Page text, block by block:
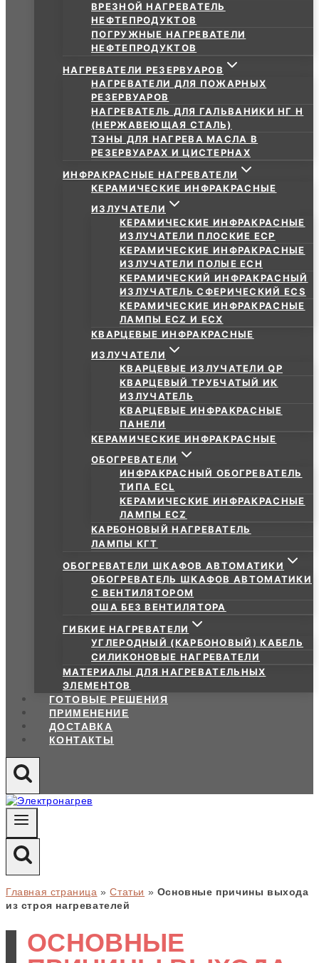
ВРЕЗНОЙ НАГРЕВАТЕЛЬ
НЕФТЕПРОДУКТОВ
ПОГРУЖНЫЕ НАГРЕВАТЕЛИ
НЕФТЕПРОДУКТОВ
НАГРЕВАТЕЛИ РЕЗЕРВУАРОВ
НАГРЕВАТЕЛИ ДЛЯ ПОЖАРНЫХ
РЕЗЕРВУАРОВ
НАГРЕВАТЕЛЬ ДЛЯ ГАЛЬВАНИКИ НГ Н
(НЕРЖАВЕЮЩАЯ СТАЛЬ)
ТЭНЫ ДЛЯ НАГРЕВА МАСЛА В
РЕЗЕРВУАРАХ И ЦИСТЕРНАХ
ИНФРАКРАСНЫЕ НАГРЕВАТЕЛИ
КЕРАМИЧЕСКИЕ ИНФРАКРАСНЫЕ
ИЗЛУЧАТЕЛИ
КЕРАМИЧЕСКИЕ ИНФРАКРАСНЫЕ
ИЗЛУЧАТЕЛИ ПЛОСКИЕ ECP
КЕРАМИЧЕСКИЕ ИНФРАКРАСНЫЕ
ИЗЛУЧАТЕЛИ ПОЛЫЕ ECH
КЕРАМИЧЕСКИЙ ИНФРАКРАСНЫЙ
ИЗЛУЧАТЕЛЬ СФЕРИЧЕСКИЙ ECS
КЕРАМИЧЕСКИЕ ИНФРАКРАСНЫЕ
ЛАМПЫ ECZ И ECX
КВАРЦЕВЫЕ ИНФРАКРАСНЫЕ
ИЗЛУЧАТЕЛИ
КВАРЦЕВЫЕ ИЗЛУЧАТЕЛИ QP
КВАРЦЕВЫЙ ТРУБЧАТЫЙ ИК
ИЗЛУЧАТЕЛЬ
КВАРЦЕВЫЕ ИНФРАКРАСНЫЕ
ПАНЕЛИ
КЕРАМИЧЕСКИЕ ИНФРАКРАСНЫЕ
ОБОГРЕВАТЕЛИ
ИНФРАКРАСНЫЙ ОБОГРЕВАТЕЛЬ
ТИПА ECL
КЕРАМИЧЕСКИЕ ИНФРАКРАСНЫЕ
ЛАМПЫ ECZ
КАРБОНОВЫЙ НАГРЕВАТЕЛЬ
ЛАМПЫ КГТ
ОБОГРЕВАТЕЛИ ШКАФОВ АВТОМАТИКИ
ОБОГРЕВАТЕЛЬ ШКАФОВ АВТОМАТИКИ
С ВЕНТИЛЯТОРОМ
ОША БЕЗ ВЕНТИЛЯТОРА
ГИБКИЕ НАГРЕВАТЕЛИ
УГЛЕРОДНЫЙ (КАРБОНОВЫЙ) КАБЕЛЬ
СИЛИКОНОВЫЕ НАГРЕВАТЕЛИ
МАТЕРИАЛЫ ДЛЯ НАГРЕВАТЕЛЬНЫХ
ЭЛЕМЕНТОВ
ГОТОВЫЕ РЕШЕНИЯ
ПРИМЕНЕНИЕ
ДОСТАВКА
КОНТАКТЫ
Главная страница »Статьи » Основные причины выхода
из строя нагревателей
ОСНОВНЫЕ